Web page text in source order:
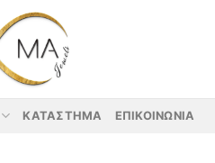
ΚΑΤΆΣΤΗΜΑ ΕΠΙΚΟΙΝΩΝΊΑ